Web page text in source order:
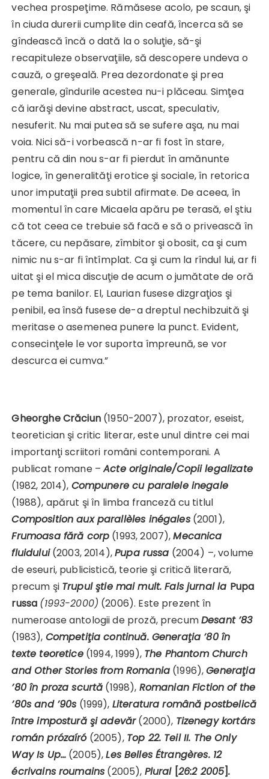
vechea prospeţime. Rămăsese acolo, pe scaun, şi
în ciuda durerii cumplite din ceafă, încerca să se
gîndească încă o dată la o soluţie, să-şi
recapituleze observaţiile, să descopere undeva o
cauză, o greşeală. Prea dezordonate şi prea
generale, gîndurile acestea nu-i plăceau. Simţea
că iarăşi devine abstract, uscat, speculativ,
nesuferit. Nu mai putea să se sufere aşa, nu mai
voia. Nici să-i vorbească n-ar fi fost în stare,
pentru că din nou s-ar fi pierdut în amănunte
logice, în generalităţi erotice şi sociale, în retorica
unor imputaţii prea subtil afirmate. De aceea, în
momentul în care Micaela apăru pe terasă, el ştiu
că tot ceea ce trebuie să facă e să o privească în
tăcere, cu nepăsare, zîmbitor şi obosit, ca şi cum
nimic nu s-ar fi întîmplat. Ca şi cum la rîndul lui, ar fi
uitat şi el mica discuţie de acum o jumătate de oră
pe tema banilor. El, Laurian fusese dizgraţios şi
penibil, ea însă fusese de-a dreptul nechibzuită şi
meritase o asemenea punere la punct. Evident,
consecinţele le vor suporta împreună, se vor
descurca ei cumva.”
Gheorghe Crăciun(1950-2007), prozator, eseist,
teoretician şi critic literar, este unul dintre cei mai
importanţi scriitori români contemporani. A
publicat romane –Acte originale/Copii legalizate
(1982, 2014), Compunere cu paralele inegale
(1988), apărut şi în limba franceză cu titlul
Composition aux parallèles inégales(2001),
Frumoasa fără corp (1993, 2007),Mecanica
fluidului(2003, 2014),Pupa russa (2004) –, volume
de eseuri, publicistică, teorie şi critică literară,
precum şi Trupul ştie mai mult. Fals jurnal la Pupa
russa (1993-2000) (2006). Este prezent în
numeroase antologii de proză, precumDesant ’83
(1983), Competiţia continuă. Generaţia ’80 în
texte teoretice(1994, 1999), The Phantom Church
and Other Stories from Romania(1996),Generaţia
’80 în proza scurtă (1998), Romanian Fiction of the
’80s and ’90s(1999), Literatura română postbelică
între impostură şi adevăr(2000), Tizenegy kortárs
román prózaíró(2005), Top 22. Teil II. The Only
Way Is Up… (2005),Les Belles Étrangères. 12
écrivains roumains(2005), Plural [26:2 2005].